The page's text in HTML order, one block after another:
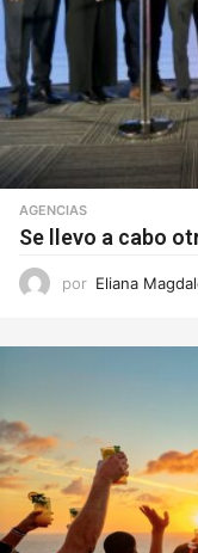
AGENCIAS
Se llevo a cabo
por Eliana